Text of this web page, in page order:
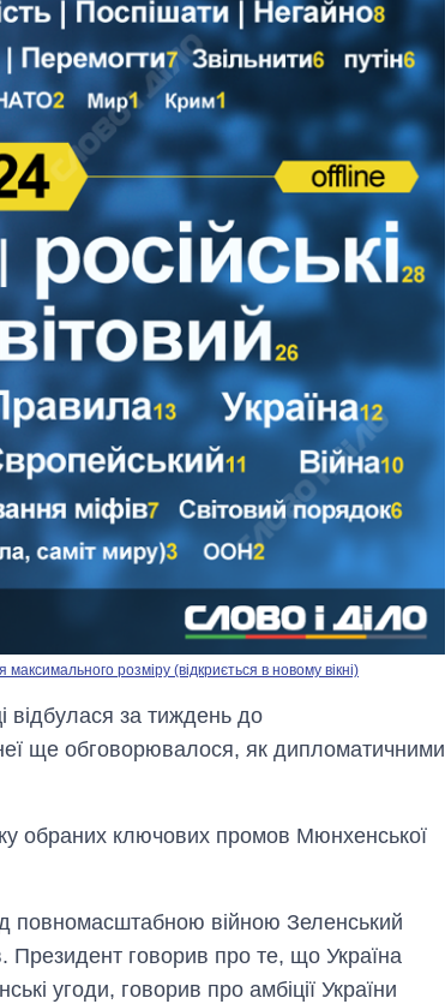
розміру (відкриється в новому вікні)
відбулася за тиждень до
ще обговорювалося, як дипломатичними
обраних ключових промов Мюнхенської
повномасштабною війною Зеленський
Президент говорив про те, що Україна
угоди, говорив про амбіції України